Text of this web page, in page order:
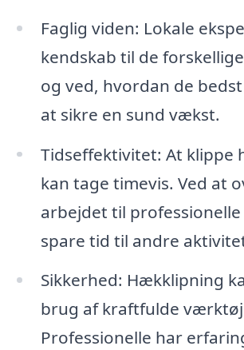
Faglig viden: Lokale
kendskab til de
og ved, hvordan de
at sikre en sund vækst.
Tidseffektivitet: At klippe
kan tage timevis. Ved at
arbejdet til professionelle
spare tid til andre
Sikkerhed: Hækklipning
brug af kraftfulde
Professionelle har